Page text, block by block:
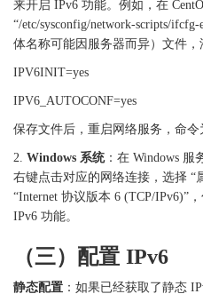
来开启 IPv6 功能。例如，在
“/etc/sysconfig/network-scripts/
体名称可能因服务器而异）文件，
IPV6INIT=yes
IPV6_AUTOCONF=yes
保存文件后，重启网络服务，命令
2. Windows 系统：在 Windows 服
右键点击对应的网络连接，选择 “
“Internet 协议版本 6 (TCP/IPv6)”
IPv6 功能。
（三）配置 IPv6
静态配置 ：如果已经获取了静态